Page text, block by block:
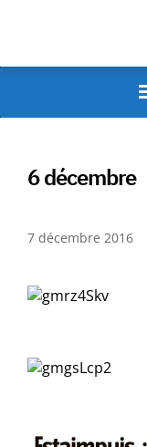
6 décembre
7 décembre 2016